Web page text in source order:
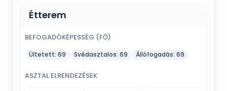
- termék projekt előadások
Étterem
BEFOGADÓKÉPESSÉG (FŐ)
Ültetett: 69 Svédasztalos: 69 Állófogadás: 69
ASZTAL ELRENDEZÉSEK